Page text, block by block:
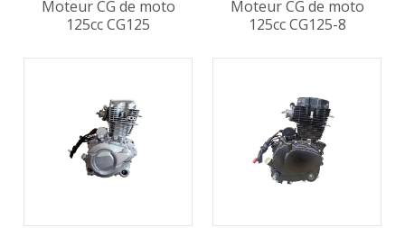
Moteur CG de moto
125cc CG125
Moteur CG de moto
125cc CG125-8